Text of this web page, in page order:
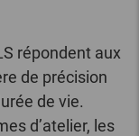
répondent aux
de précision
de vie.
d’atelier, les